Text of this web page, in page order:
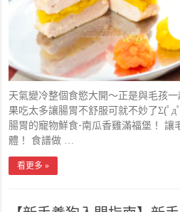
天氣變冷整個食慾大開～正是與毛孩
果吃太多讓腸胃不舒服可就不妙了Σ(ﾟ
腸胃的寵物鮮食-南瓜香雞滿福堡！ 讓
體！ 食譜做 …
看更多 »